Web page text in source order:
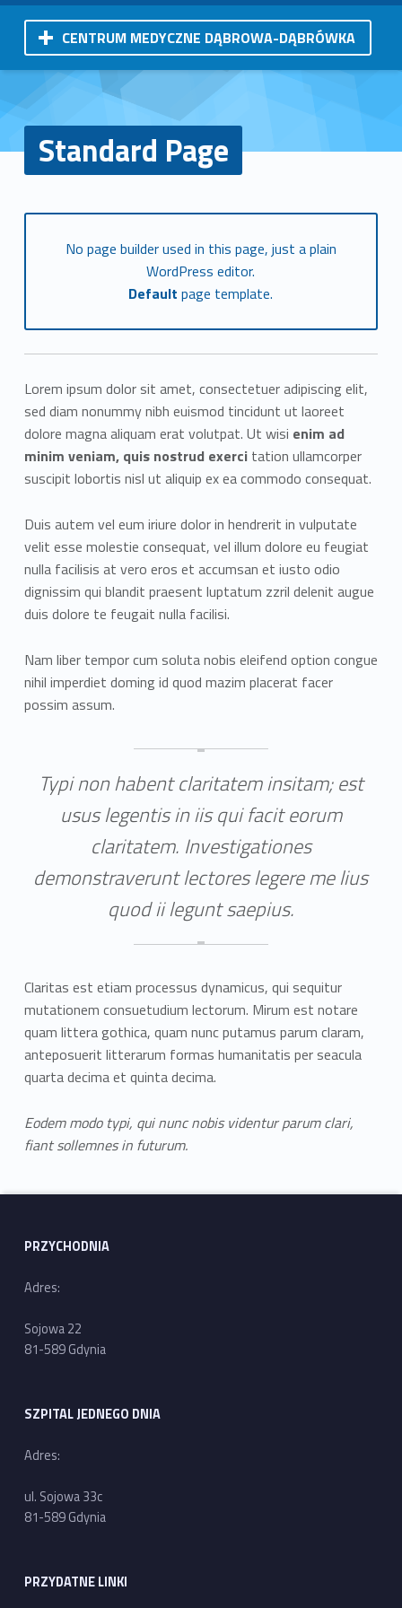
CENTRUM MEDYCZNE DĄBROWA-DĄBRÓWKA
Standard Page
No page builder used in this page, just a plain
WordPress editor.
Default page template.
Lorem ipsum dolor sit amet, consectetuer adipiscing elit,
sed diam nonummy nibh euismod tincidunt ut laoreet
dolore magna aliquam erat volutpat. Ut wisi enim ad
minim veniam, quis nostrud exercitation ullamcorper
suscipit lobortis nisl ut aliquip ex ea commodo consequat.
Duis autem vel eum iriure dolor in hendrerit in vulputate
velit esse molestie consequat, vel illum dolore eu feugiat
nulla facilisis at vero eros et accumsan et iusto odio
dignissim qui blandit praesent luptatum zzril delenit augue
duis dolore te feugait nulla facilisi.
Nam liber tempor cum soluta nobis eleifend option congue
nihil imperdiet doming id quod mazim placerat facer
possim assum.
Typi non habent claritatem insitam; est
usus legentis in iis qui facit eorum
claritatem. Investigationes
demonstraverunt lectores legere me lius
quod ii legunt saepius.
Claritas est etiam processus dynamicus, qui sequitur
mutationem consuetudium lectorum. Mirum est notare
quam littera gothica, quam nunc putamus parum claram,
anteposuerit litterarum formas humanitatis per seacula
quarta decima et quinta decima.
Eodem modo typi, qui nunc nobis videntur parum clari,
fiant sollemnes in futurum.
PRZYCHODNIA
Adres:
Sojowa 22
81-589 Gdynia
SZPITAL JEDNEGO DNIA
Adres:
ul. Sojowa 33c
81-589 Gdynia
PRZYDATNE LINKI